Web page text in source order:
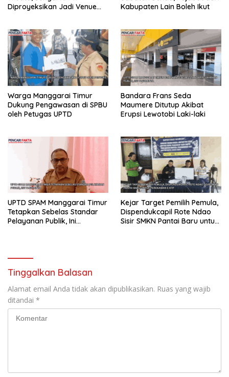
Diproyeksikan Jadi Venue
Kabupaten Lain Boleh Ikut
Warga Manggarai Timur
Dukung Pengawasan di SPBU
oleh Petugas UPTD
Bandara Frans Seda
Maumere Ditutup Akibat
Erupsi Lewotobi Laki-laki
UPTD SPAM Manggarai Timur
Tetapkan Sebelas Standar
Pelayanan Publik, Ini
Kejar Target Pemilih Pemula,
Dispendukcapil Rote Ndao
Sisir SMKN Pantai Baru untuk
Tinggalkan Balasan
Alamat email Anda tidak akan dipublikasikan. Ruas yang wajib
ditandai *